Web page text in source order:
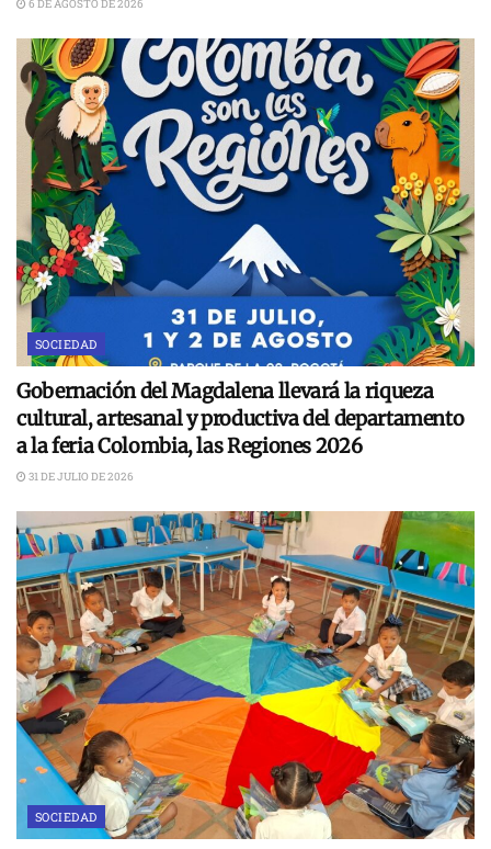
6 DE AGOSTO DE 2026
SOCIEDAD
Gobernación del Magdalena llevará la riqueza
cultural, artesanal y productiva del departamento
a la feria Colombia, las Regiones 2026
31 DE JULIO DE 2026
SOCIEDAD